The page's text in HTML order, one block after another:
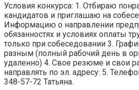
Условия конкурса: 1. Отбираю
кандидатов и приглашаю на
Информацию о направлении
обязанностях и условиях оплаты
только при собеседовании 3.
разным (полный рабочий день в
удаленно) 4. Свое резюме и свои
направлять по эл. адресу: 5.
348-57-72 Татьяна.